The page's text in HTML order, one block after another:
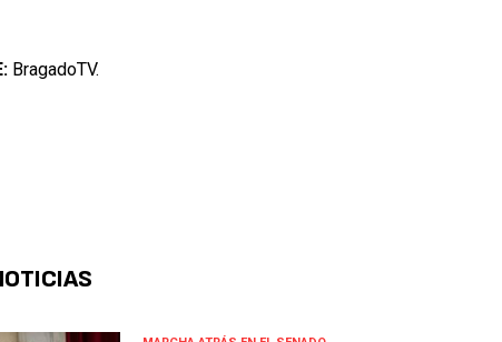
BragadoTV.